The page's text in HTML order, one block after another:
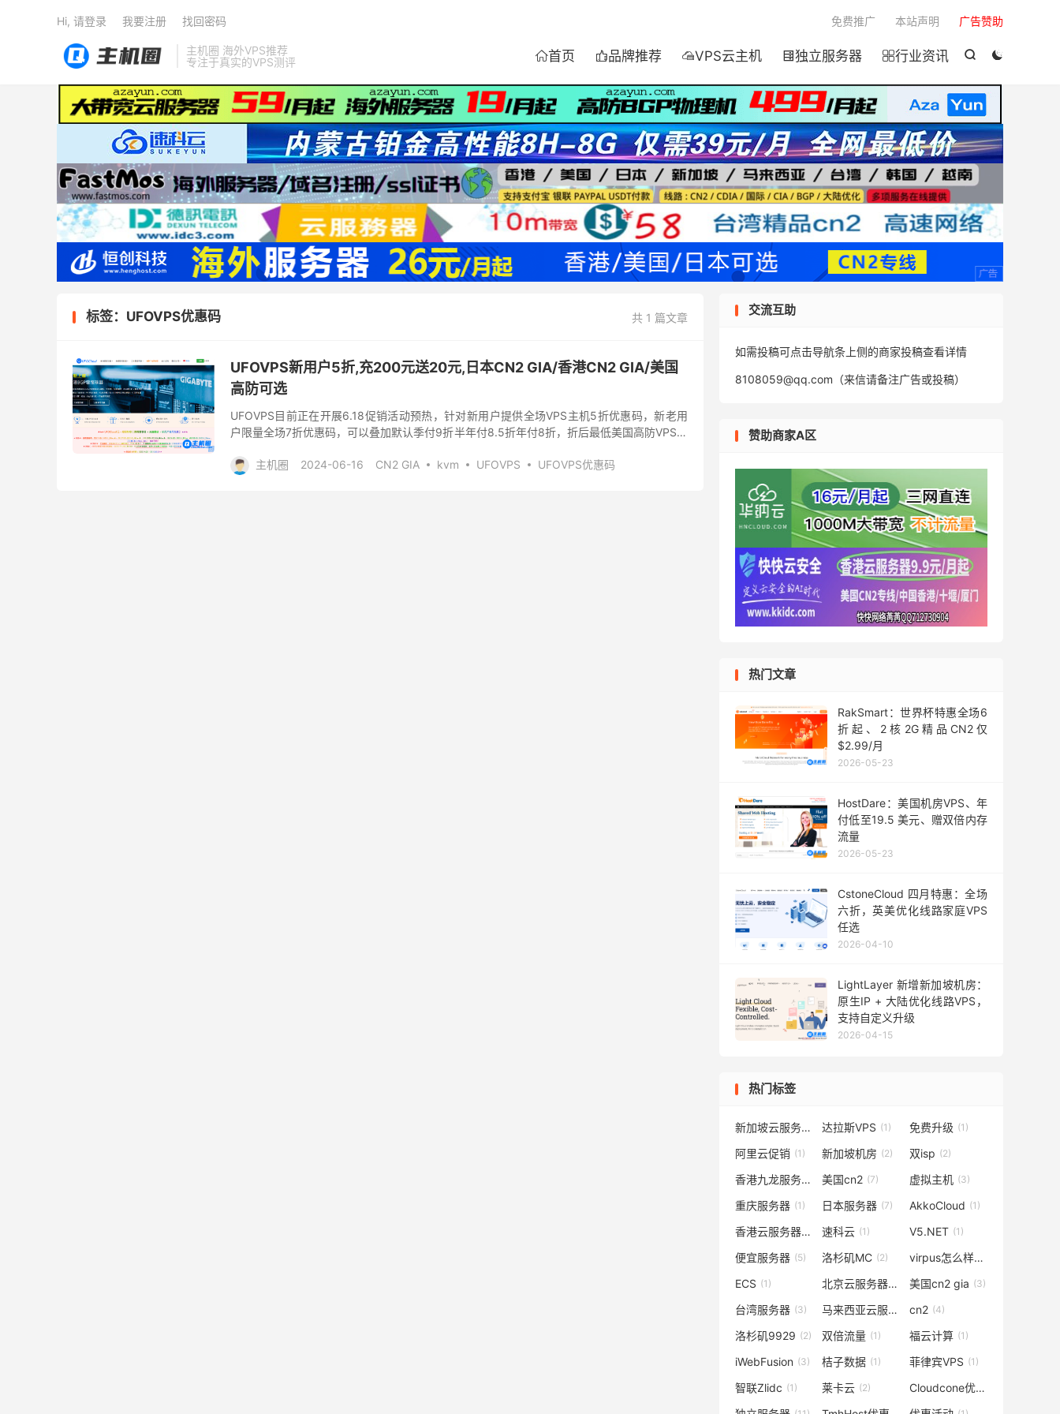
主机圈 海外VPS推荐
专注于真实的VPS测评


首页 品牌推荐 VPS云主机 独立服务器 行业资讯
免费推广 本站声明 广告赞助
Hi, 请登录 我要注册 找回密码
共 1 篇文章
标签：UFOVPS优惠码
UFOVPS新用户5折,充200元送20元,日本CN2 GIA/香港CN2 GIA/美国
高防可选
UFOVPS目前正在开展6.18促销活动预热，针对新用户提供全场VPS主机5折优惠码，新老用
户限量全场7折优惠码，可以叠加默认季付9折半年付8.5折年付8折，折后最低美国高防VPS月
主机圈
2024-06-16 CN2 GIA kvm UFOVPS
UFOVPS优惠码
交流互助
如需投稿可点击导航条上侧的商家投稿查看详情
8108059@qq.com（来信请备注广告或投稿）
赞助商家A区
热门文章
RakSmart：世界杯特惠全场6
折起、2核2G精品CN2仅
$2.99/月
2026-05-23
HostDare：美国机房VPS、年
付低至19.5 美元、赠双倍内存
流量
2026-05-23
CstoneCloud 四月特惠：全场
六折，英美优化线路家庭VPS
任选
2026-04-10
LightLayer 新增新加坡机房：
原生IP + 大陆优化线路VPS，
支持自定义升级
2026-04-15
热门标签
新加坡云服务器 (2)
达拉斯VPS (1) 免费升级 (1)
阿里云促销 (1) 新加坡机房 (2) 双isp (2)
香港九龙服务器 (1)
美国cn2 (7) 虚拟主机 (3)
重庆服务器 (1) 日本服务器 (7) AkkoCloud (1)
香港云服务器(4) 速科云 (1) V5.NET (1)
便宜服务器 (5) 洛杉矶MC (2) virpus怎么样
(1)
ECS (1) 北京云服务器
(1) 美国cn2 gia (3)
台湾服务器 (3) 马来西亚云服务器 (1)
cn2 (4)
洛杉矶9929 (2) 双倍流量 (1) 福云计算 (1)
iWebFusion (3) 桔子数据 (1) 菲律宾VPS (1)
智联Zlidc (1) 莱卡云 (2) Cloudcone优惠